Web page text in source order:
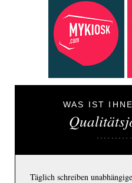
WAS IST
Täglich schreiben